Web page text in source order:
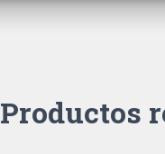
Productos